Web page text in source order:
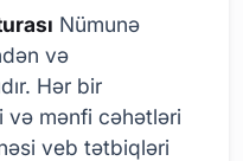
Nümunə
və
Hər bir
və mənfi cəhətləri
veb tətbiqləri